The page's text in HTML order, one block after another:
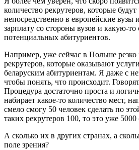
количество рекрутеров, которые будут
непосредственно в европейские вузы
зарплату со стороны вузов и какую-
потенциальных абитуриентов.
Например, уже сейчас в Польше резко
рекрутеров, которые оказывают
беларуским абитуриентам. Я даже с
чтобы понять, что происходит.
Процедура достаточно проста и
набирает какое-то количество мест,
смело смогу 50 человек сделать по
таких рекрутеров 100, то это уже 5000
А сколько их в других странах, а
поле зрения?